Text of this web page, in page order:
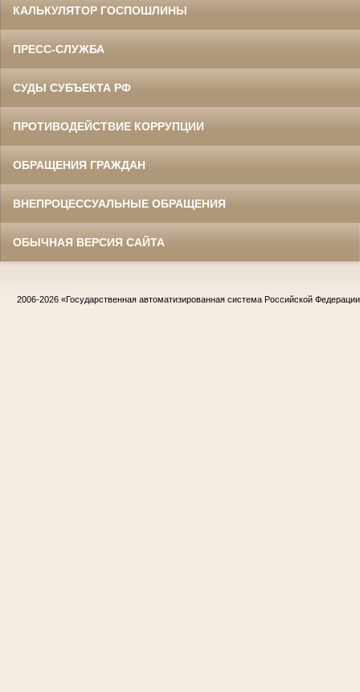
КАЛЬКУЛЯТОР ГОСПОШЛИНЫ
ПРЕСС-СЛУЖБА
СУДЫ СУБЪЕКТА РФ
ПРОТИВОДЕЙСТВИЕ КОРРУПЦИИ
ОБРАЩЕНИЯ ГРАЖДАН
ВНЕПРОЦЕССУАЛЬНЫЕ ОБРАЩЕНИЯ
ОБЫЧНАЯ ВЕРСИЯ САЙТА
2006-2026 «Государственная автоматизированная система Российской